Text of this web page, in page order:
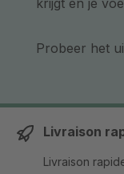
krijgt en je
Probeer het
Livraison
Livraison